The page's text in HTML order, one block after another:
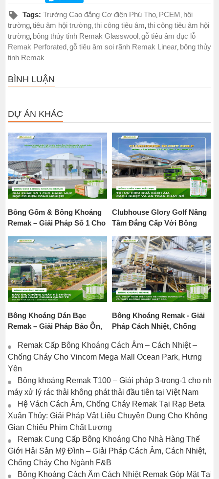
Tags: Trường Cao đẳng Cơ điện Phú Thọ, PCEM, hội
trường, tiêu âm hội trường, thi công tiêu âm, thi công tiêu âm hội
trường, bông thủy tinh Remak Glasswool, gỗ tiêu âm đục lỗ
Remak Perforated, gỗ tiêu âm soi rãnh Remak Linear, bông thủy
tinh Remak
BÌNH LUẬN
DỰ ÁN KHÁC
Bông Gốm & Bông Khoáng
Remak – Giải Pháp Số 1 Cho
Công Nghiệp
Clubhouse Glory Golf Nâng
Tầm Đẳng Cấp Với Bông
Bông Khoáng Dán Bạc
Remak – Giải Pháp Bảo Ôn,
Tối Ưu Cho Nhà Ga Quốc Tế
T2 – Sân Bay Nội Bài
Bông Khoáng Remak - Giải
Pháp Cách Nhiệt, Chống
Thống Đường Ống Và Thiết
Bị Công Nghiệp Nhiệt Cao
Remak Cấp Bông Khoáng Cách Âm – Cách Nhiệt –
Chống Cháy Cho Vincom Mega Mall Ocean Park, Hưng
Yên
Bông khoáng Remak T100 – Giải pháp 3-trong-1 cho nhà
máy xử lý rác thải không phát thải đầu tiên tại Việt Nam
Hệ Vách Cách Âm, Chống Cháy Remak Tại Rạp Beta
Xuân Thủy: Giải Pháp Vật Liệu Chuyên Dụng Cho Không
Gian Chiếu Phim Chất Lượng
Remak Cung Cấp Bông Khoáng Cho Nhà Hàng Thế
Giới Hải Sản Mỹ Đình – Giải Pháp Cách Âm, Cách Nhiệt,
Chống Cháy Cho Ngành F&B
Bông Khoáng Cách Âm Cách Nhiệt Remak Góp Mặt Tại